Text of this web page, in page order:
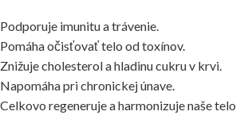
Podporuje imunitu a trávenie.
Pomáha očisťovať telo od toxínov.
Znižuje cholesterol a hladinu cukru v krvi.
Napomáha pri chronickej únave.
Celkovo regeneruje a harmonizuje naše telo.